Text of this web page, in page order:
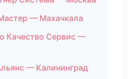
— Махачкала
Качество Сервис —
— Калининград